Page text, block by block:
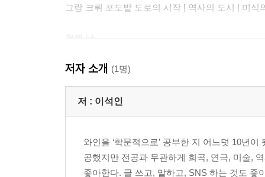
그랑 크뤼 포도밭 도로의 시작 | 역사의 도시 | 미식
첫째 날
행운은 어디에서 오는 걸까?
쇼핑과 만찬
부르고뉴에서는 어떤 아페리티프를 마실까?
사부아 데구스테, 미식의 철학과 퀴진 부르주아즈
저자 소개 (1명)
저 : 이석인
와인을 ‘학문적으로’ 공부한 지 어느덧 10년
공했지만 전공과 무관하게 희곡, 연극, 미술,
좋아한다. 글 쓰고, 말하고, SNS 하는 것도 좋